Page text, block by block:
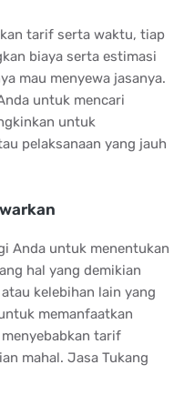
tarif serta waktu, tiap
biaya serta estimasi
mau menyewa jasanya.
untuk mencari
untuk
pelaksanaan yang jauh
Anda untuk menentukan
hal yang demikian
kelebihan lain yang
memanfaatkan
tarif
mahal. Jasa Tukang